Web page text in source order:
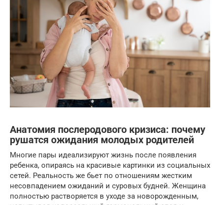
Анатомия послеродового кризиса: почему
рушатся ожидания молодых родителей
Многие пары идеализируют жизнь после появления
ребенка, опираясь на красивые картинки из социальных
сетей. Реальность же бьет по отношениям жестким
несовпадением ожиданий и суровых будней. Женщина
полностью растворяется в уходе за новорожденным,